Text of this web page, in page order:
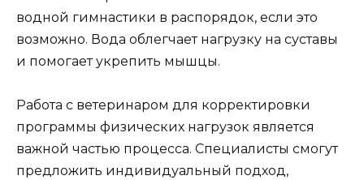
водной гимнастики в распорядок, если это
возможно. Вода облегчает нагрузку на суставы
и помогает укрепить мышцы.
Работа с ветеринаром для корректировки
программы физических нагрузок является
важной частью процесса. Специалисты смогут
предложить индивидуальный подход,